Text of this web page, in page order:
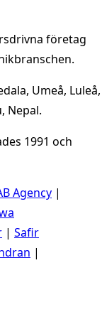
företag
Umeå, Luleå,
Nepal.
1991 och
Agency |
| Safir
|